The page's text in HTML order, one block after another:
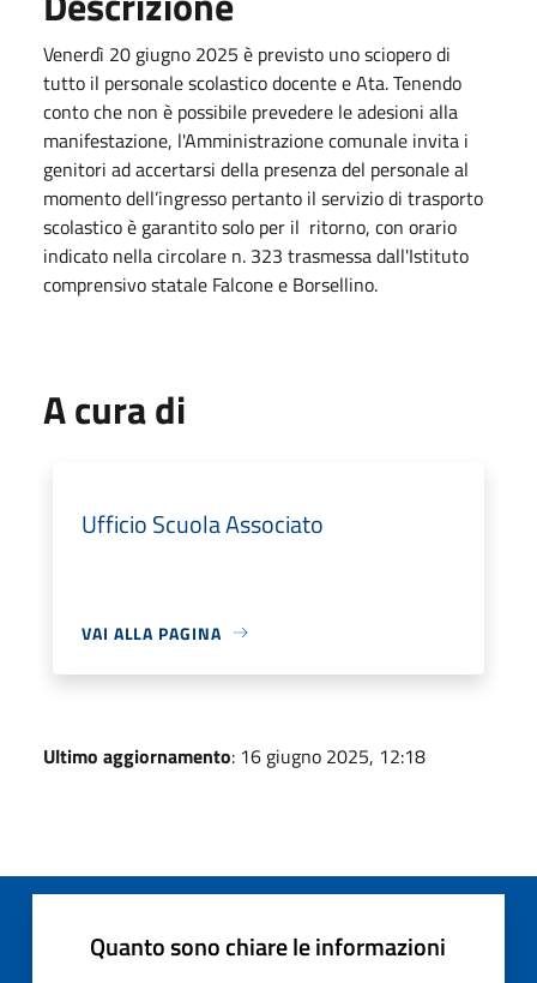
Venerdì 20 giugno 2025 è previsto uno sciopero di
tutto il personale scolastico docente e Ata. Tenendo
conto che non è possibile prevedere le adesioni alla
manifestazione, l'Amministrazione comunale invita i
genitori ad accertarsi della presenza del personale al
momento dell’ingresso pertanto il servizio di trasporto
scolastico è garantito solo per il ritorno, con orario
indicato nella circolare n. 323 trasmessa dall'Istituto
comprensivo statale Falcone e Borsellino.
A cura di
Ufficio Scuola Associato
VAI ALLA PAGINA
Ultimo aggiornamento: 16 giugno 2025, 12:18
Quanto sono chiare le informazioni